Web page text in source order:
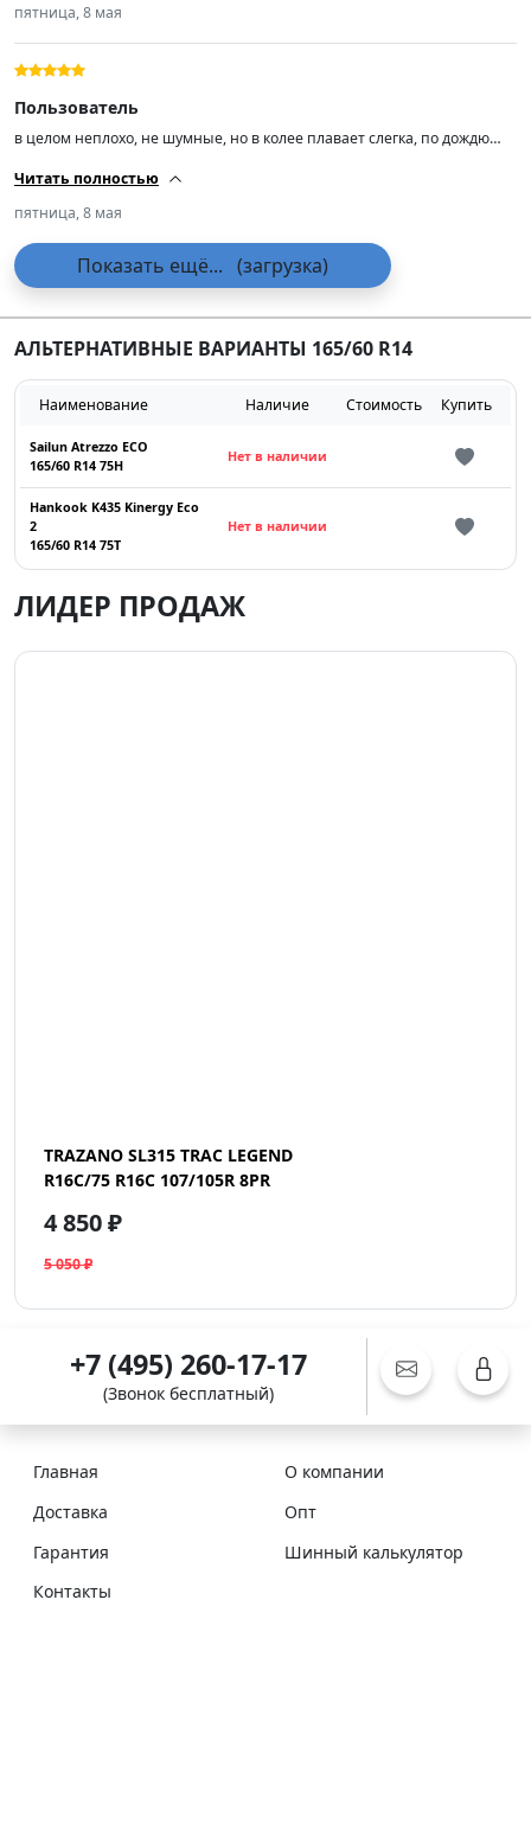
пятница, 8 мая
Пользователь
в целом неплохо, не шумные, но в колее плавает слегка, по дождю
Читать полностью
пятница, 8 мая
Показать ещё... (загрузка)
АЛЬТЕРНАТИВНЫЕ ВАРИАНТЫ 165/60 R14
Наименование Наличие Стоимость Купить
Sailun Atrezzo ECO
165/60 R14 75H
Нет в наличии
Hankook K435 Kinergy Eco
2
165/60 R14 75T
Нет в наличии
ЛИДЕР ПРОДАЖ
TRAZANO SL315 TRAC LEGEND
R16C/75 R16C 107/105R 8PR
4 850 ₽
5 050 ₽
+7 (495) 260-17-17
(Звонок бесплатный)
Главная
О компании
Доставка
Опт
Гарантия
Шинный калькулятор
Контакты